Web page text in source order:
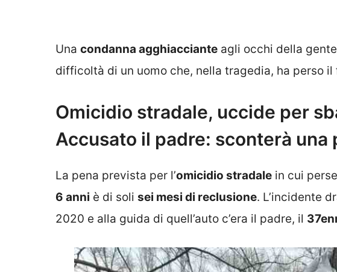
Una condanna agghiacciante agli occhi della
difficoltà di un uomo che, nella tragedia, ha perso
Omicidio stradale, uccide per
Accusato il padre: sconterà una
La pena prevista per l’omicidio stradale in cui
6 anni è di soli sei mesi di reclusione. L’incidente
2020 e alla guida di quell’auto c’era il padre, il